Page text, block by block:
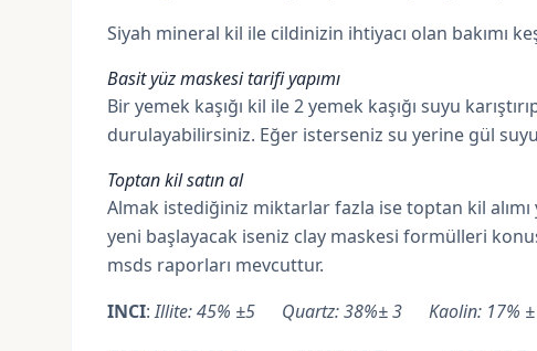
Siyah mineral kil ile cildinizin ihtiyacı olan bakımı
Basit yüz maskesi tarifi yapımı
Bir yemek kaşığı kil ile 2 yemek kaşığı suyu
durulayabilirsiniz. Eğer isterseniz su yerine gül
Toptan kil satın al
Almak istediğiniz miktarlar fazla ise toptan kil
yeni başlayacak iseniz clay maskesi formülleri
msds raporları mevcuttur.
INCI:Illite: 45% ±5 Quartz: 38%± 3 Kaolin: 17%